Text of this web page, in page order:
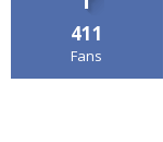
411
Fans